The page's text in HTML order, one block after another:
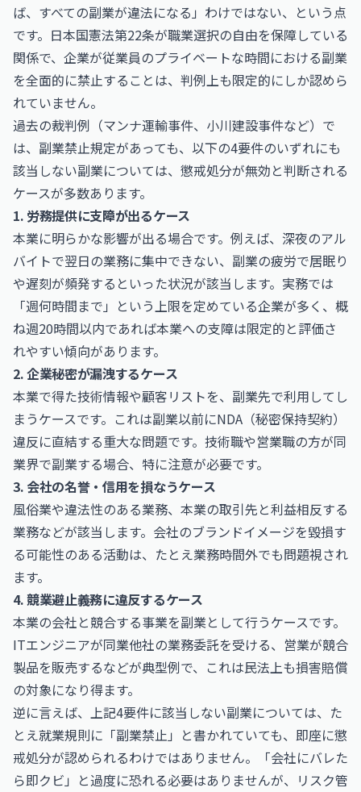
ば、すべての副業が違法になる」わけではない、という点
です。日本国憲法第22条が職業選択の自由を保障している
関係で、企業が従業員のプライベートな時間における副業
を全面的に禁止することは、判例上も限定的にしか認めら
れていません。
過去の裁判例（マンナ運輸事件、小川建設事件など）で
は、副業禁止規定があっても、以下の4要件のいずれにも
該当しない副業については、懲戒処分が無効と判断される
ケースが多数あります。
1. 労務提供に支障が出るケース
本業に明らかな影響が出る場合です。例えば、深夜のアル
バイトで翌日の業務に集中できない、副業の疲労で居眠り
や遅刻が頻発するといった状況が該当します。実務では
「週何時間まで」という上限を定めている企業が多く、概
ね週20時間以内であれば本業への支障は限定的と評価さ
れやすい傾向があります。
2. 企業秘密が漏洩するケース
本業で得た技術情報や顧客リストを、副業先で利用してし
まうケースです。これは副業以前にNDA（秘密保持契約）
違反に直結する重大な問題です。技術職や営業職の方が同
業界で副業する場合、特に注意が必要です。
3. 会社の名誉・信用を損なうケース
風俗業や違法性のある業務、本業の取引先と利益相反する
業務などが該当します。会社のブランドイメージを毀損す
る可能性のある活動は、たとえ業務時間外でも問題視され
ます。
4. 競業避止義務に違反するケース
本業の会社と競合する事業を副業として行うケースです。
ITエンジニアが同業他社の業務委託を受ける、営業が競合
製品を販売するなどが典型例で、これは民法上も損害賠償
の対象になり得ます。
逆に言えば、上記4要件に該当しない副業については、た
とえ就業規則に「副業禁止」と書かれていても、即座に懲
戒処分が認められるわけではありません。「会社にバレた
ら即クビ」と過度に恐れる必要はありませんが、リスク管